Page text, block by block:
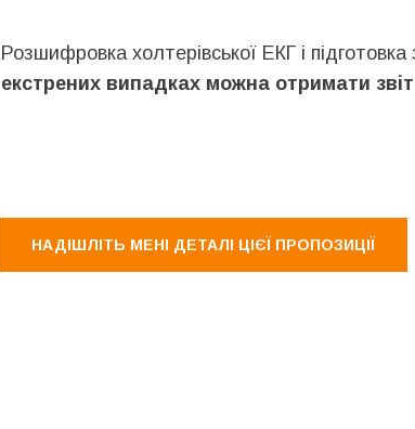
Розшифровка холтерівської ЕКГ і
екстрених випадках можна отримати
НАДІШЛІТЬ МЕНІ ДЕТАЛІ ЦІЄЇ ПРОПОЗИЦІЇ